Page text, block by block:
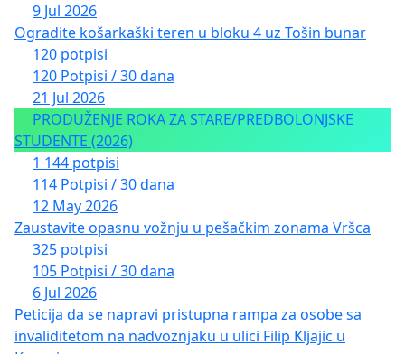
9 Jul 2026
Ogradite košarkaški teren u bloku 4 uz Tošin bunar
120 potpisi
120 Potpisi / 30 dana
21 Jul 2026
PRODUŽENJE ROKA ZA STARE/PREDBOLONJSKE
STUDENTE (2026)
1 144 potpisi
114 Potpisi / 30 dana
12 May 2026
Zaustavite opasnu vožnju u pešačkim zonama Vršca
325 potpisi
105 Potpisi / 30 dana
6 Jul 2026
Peticija da se napravi pristupna rampa za osobe sa
invaliditetom na nadvoznjaku u ulici Filip Kljajic u